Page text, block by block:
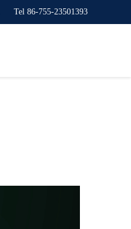
Tel 86-755-23501393